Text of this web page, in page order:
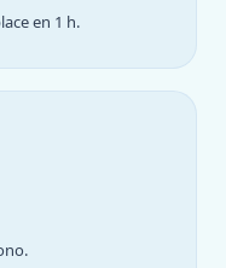
en 1 h.